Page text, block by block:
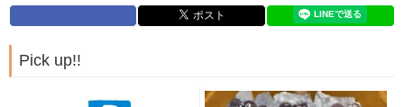
Pick up!!